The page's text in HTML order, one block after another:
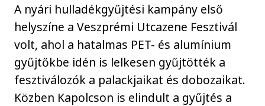
A nyári hulladékgyűjtési kampány első
helyszíne a Veszprémi Utcazene Fesztivál
volt, ahol a hatalmas PET- és alumínium
gyűjtőkbe idén is lelkesen gyűjtötték a
fesztiválozók a palackjaikat és dobozaikat.
Közben Kapolcson is elindult a gyűjtés a